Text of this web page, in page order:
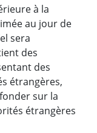
à la
au jour de
sera
des
des
étrangères,
sur la
étrangères